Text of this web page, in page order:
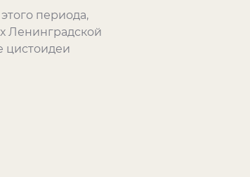
периода,
Ленинградской
цистоидеи